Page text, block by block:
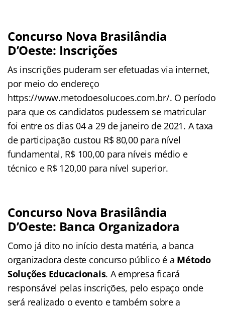
Concurso Nova Brasilândia
D’Oeste: Inscrições
As inscrições puderam ser efetuadas via internet,
por meio do endereço
https://www.metodoesolucoes.com.br/. O período
para que os candidatos pudessem se matricular
foi entre os dias 04 a 29 de janeiro de 2021. A taxa
de participação custou R$ 80,00 para nível
fundamental, R$ 100,00 para níveis médio e
técnico e R$ 120,00 para nível superior.
Concurso Nova Brasilândia
D’Oeste: Banca Organizadora
Como já dito no início desta matéria, a banca
organizadora deste concurso público é a Método
Soluções Educacionais. A empresa ficará
responsável pelas inscrições, pelo espaço onde
será realizado o evento e também sobre a